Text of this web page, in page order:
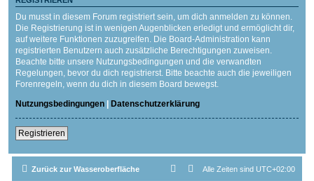
Du musst in diesem Forum registriert sein, um dich anmelden zu können.
Die Registrierung ist in wenigen Augenblicken erledigt und ermöglicht dir,
auf weitere Funktionen zuzugreifen. Die Board-Administration kann
registrierten Benutzern auch zusätzliche Berechtigungen zuweisen.
Beachte bitte unsere Nutzungsbedingungen und die verwandten
Regelungen, bevor du dich registrierst. Bitte beachte auch die jeweiligen
Forenregeln, wenn du dich in diesem Board bewegst.
Nutzungsbedingungen | Datenschutzerklärung
Registrieren
Zurück zur Wasseroberfläche Alle Zeiten sind UTC+02:00